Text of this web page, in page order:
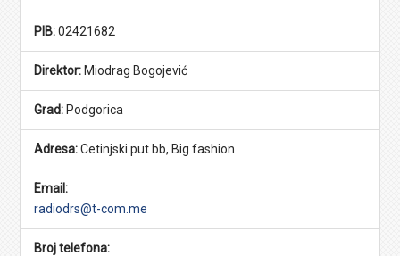
PIB:02421682
Direktor: Miodrag Bogojević
Grad: Podgorica
Adresa:Cetinjski put bb, Big fashion
Email:
radiodrs@t-com.me
Broj telefona: